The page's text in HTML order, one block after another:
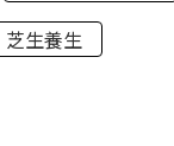
芝生養生